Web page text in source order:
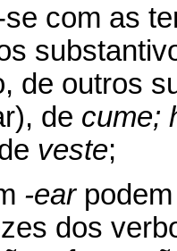
com as
de outros
de cume;
veste;
-earpodem
dos